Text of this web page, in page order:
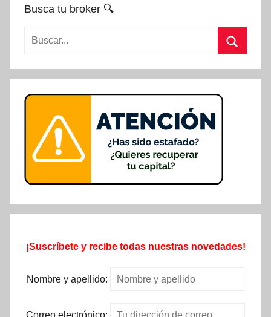
Busca tu broker 🔍
Buscar:
¡Suscríbete y recibe todas nuestras novedades!
Nombre y apellido: